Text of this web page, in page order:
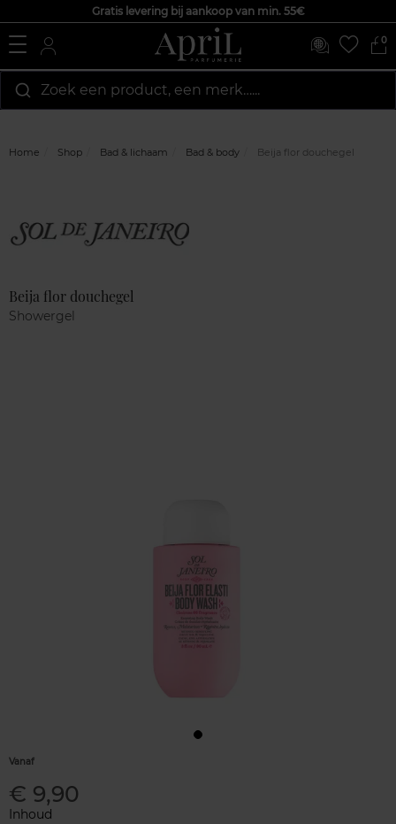
Gratis levering bij aankoop van min. 55€
0
Zoek een product, een merk…...
Home Shop Bad & lichaam Bad & body Beija flor douchegel
Beija flor douchegel
Showergel
Vanaf
€ 9,90
Inhoud